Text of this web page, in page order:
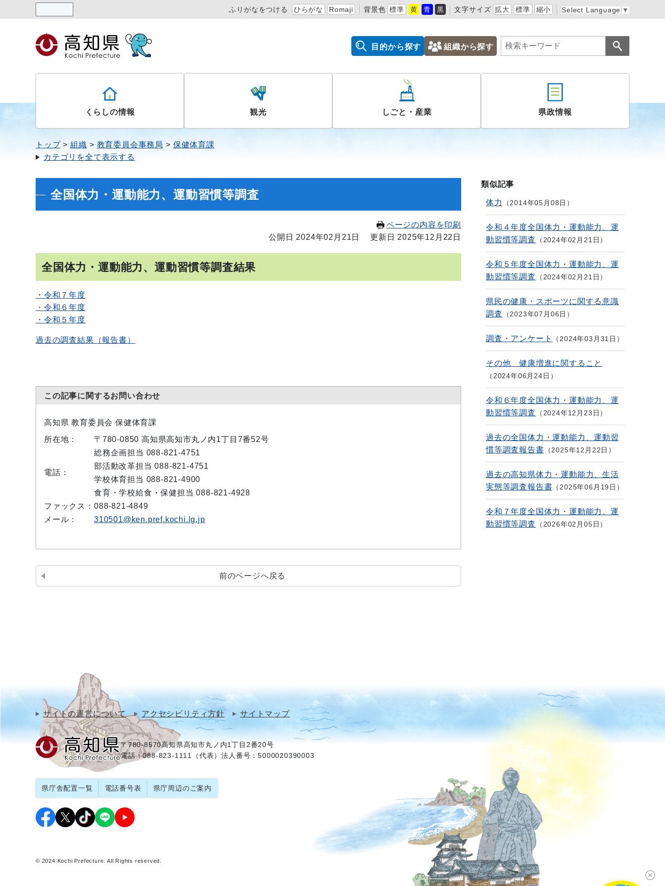
ふりがなをつける ひらがな Romaji 背景色 標準 黄 青 黒 文字サイズ 拡大 標準 縮小 Select Language ▼
目的から探す 組織から探す
くらしの情報 観光 しごと・産業 県政情報
トップ 組織 教育委員会事務局
保健体育課
カテゴリを全て表示する
全国体力・運動能力、運動習慣等調査
ページの内容を印刷
公開日 2024年02月21日
更新日 2025年12月22日
全国体力・運動能力、運動習慣等調査結果
・令和７年度
・令和６年度
・令和５年度
過去の調査結果（報告書）
この記事に関するお問い合わせ
高知県 教育委員会 保健体育課
所在地：
〒780-0850 高知県高知市丸ノ内1丁目7番52号
電話：
総務企画担当 088-821-4751
部活動改革担当 088-821-4751
学校体育担当 088-821-4900
食育・学校給食・保健担当 088-821-4928
ファックス： 088-821-4849
メール：
310501@ken.pref.kochi.lg.jp
前のページへ戻る
類似記事
体力 2014年05月08日
令和４年度全国体力・運動能力、運
動習慣等調査
2024年02月21日
令和５年度全国体力・運動能力、運
動習慣等調査
2024年02月21日
県民の健康・スポーツに関する意識
調査
2023年07月06日
調査・アンケート 2024年03月31日
その他 健康増進に関すること
2024年06月24日
令和６年度全国体力・運動能力、運
動習慣等調査
2024年12月23日
過去の全国体力・運動能力、運動習
慣等調査報告書
2025年12月22日
過去の高知県体力・運動能力、生活
実態等調査報告書
2025年06月19日
令和７年度全国体力・運動能力、運
動習慣等調査
2026年02月05日
サイトの運営について アクセシビリティ方針 サイトマップ
〒780-8570高知県高知市丸ノ内1丁目2番20号
電話：088-823-1111（代表）法人番号：5000020390003
県庁舎配置一覧 電話番号表 県庁周辺のご案内
© 2024 Kochi Prefecture. All Rights reserved.